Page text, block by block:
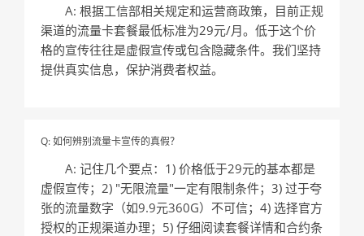
A: 根据工信部相关规定和运营商政策，目前正规
渠道的流量卡套餐最低标准为29元/月。低于这个价
格的宣传往往是虚假宣传或包含隐藏条件。我们坚持
提供真实信息，保护消费者权益。
Q: 如何辨别流量卡宣传的真假？
A: 记住几个要点：1) 价格低于29元的基本都是
虚假宣传；2) "无限流量"一定有限制条件；3) 过于夸
张的流量数字（如9.9元360G）不可信；4) 选择官方
授权的正规渠道办理；5) 仔细阅读套餐详情和合约条